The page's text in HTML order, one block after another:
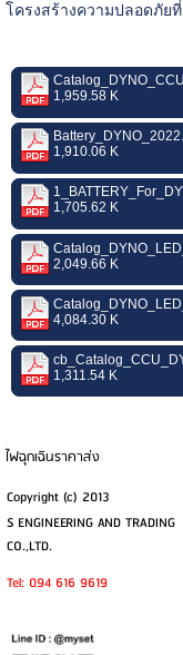
โครงสร้างความปลอดภัย
1,959.58 K
1,910.06 K
1,705.62 K
2,049.66 K
4,084.30 K
1,311.54 K
ไฟฉุกเฉินราคาส่ง
Copyright (c) 2013
S ENGINEERING AND TRADING
CO.,LTD.
Tel: 094 616 9619